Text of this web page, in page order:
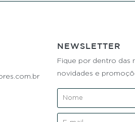
NEWSLETTER
Fique por dentro das
novidades e